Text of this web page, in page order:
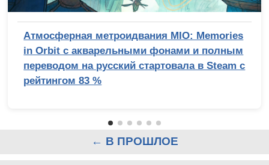
Атмосферная метроидвания MIO: Memories
in Orbit с акварельными фонами и полным
переводом на русский стартовала в Steam с
рейтингом 83 %
← В ПРОШЛОЕ